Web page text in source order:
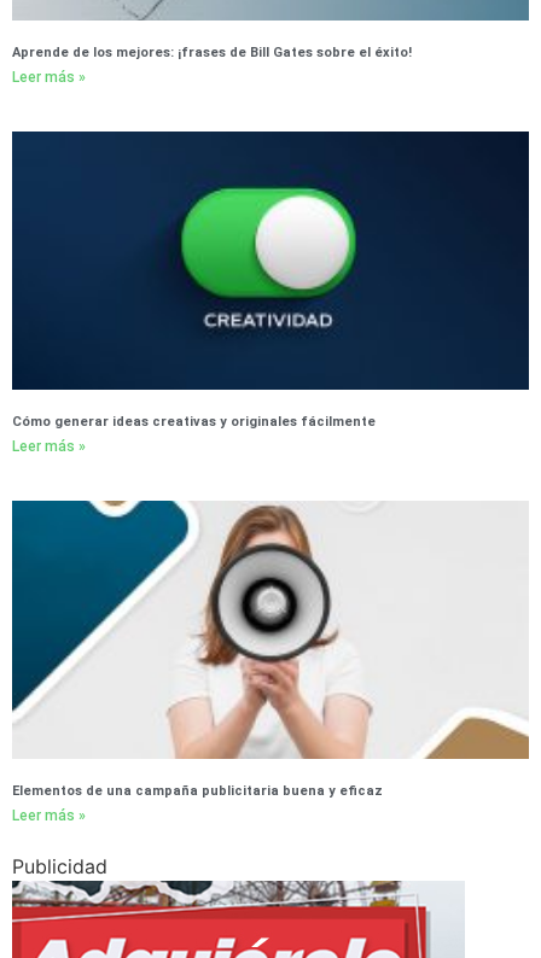
Aprende de los mejores: ¡frases de Bill Gates sobre el éxito!
Leer más »
Cómo generar ideas creativas y originales fácilmente
Leer más »
Elementos de una campaña publicitaria buena y eficaz
Leer más »
Publicidad